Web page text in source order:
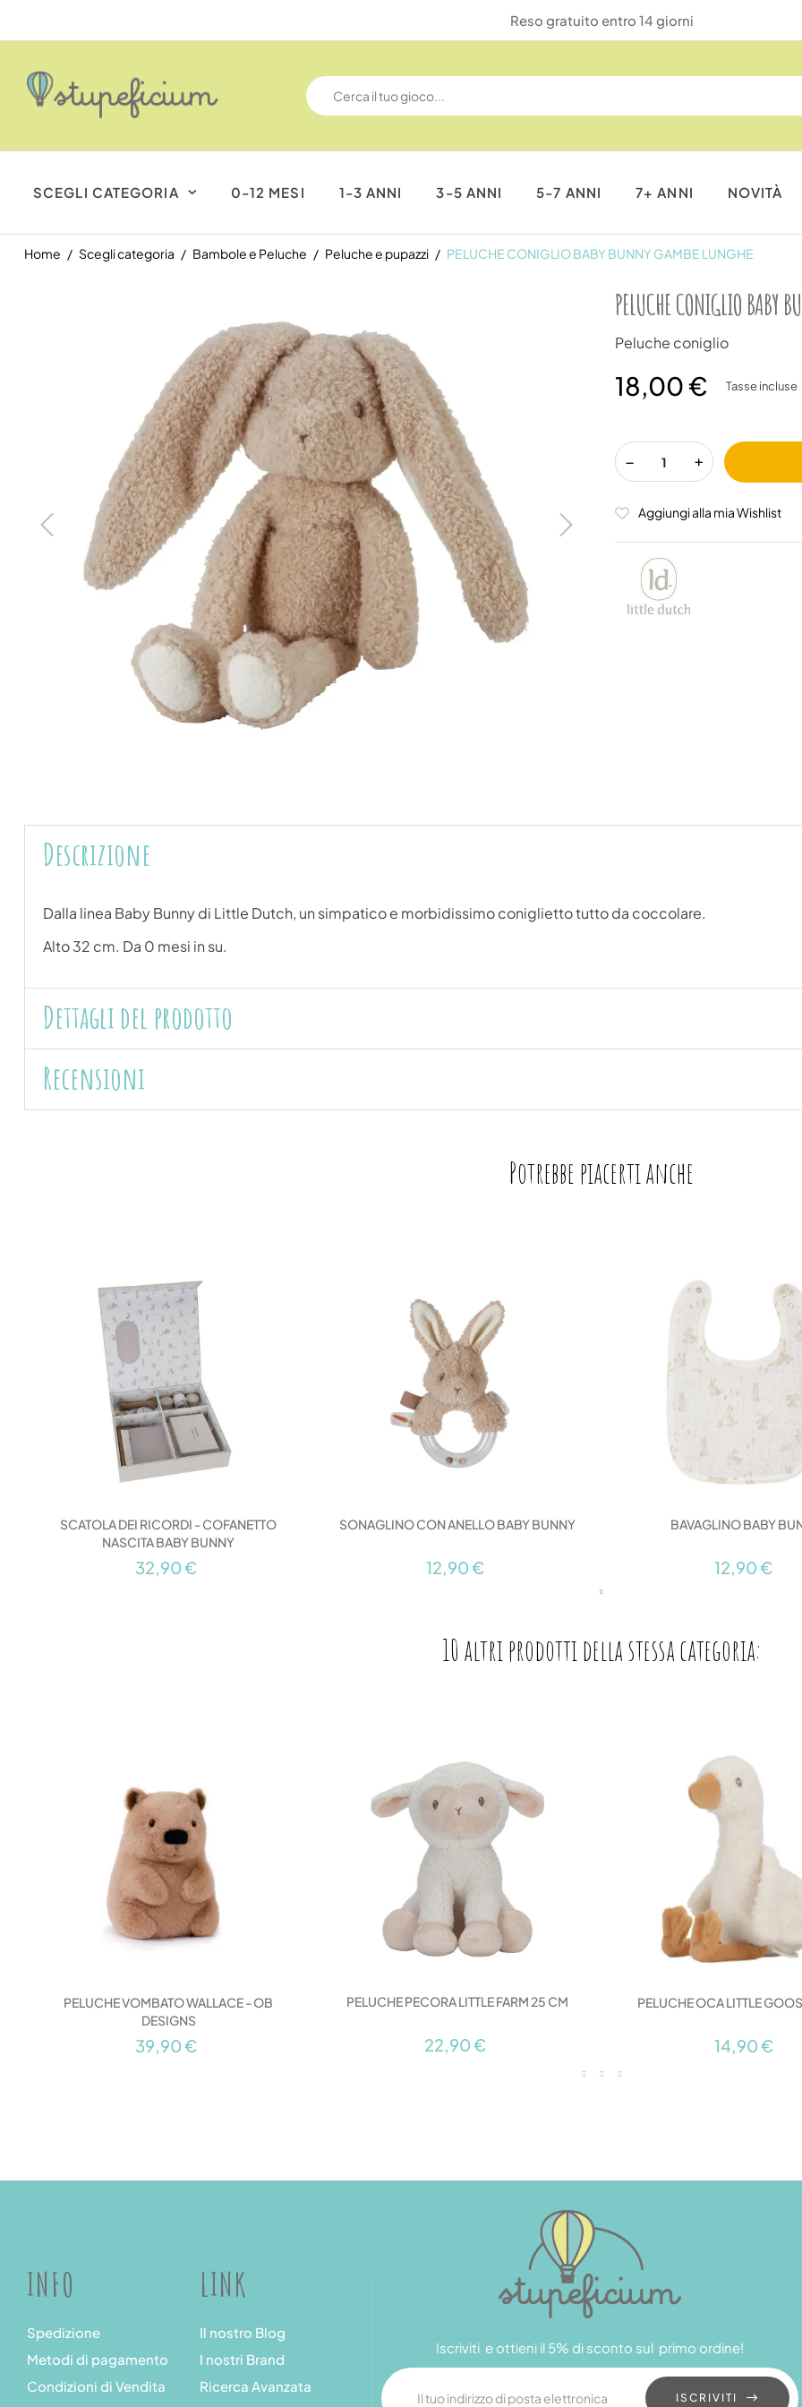
Reso gratuito entro 14 giorni
SCEGLI CATEGORIA 0-12 MESI 1-3 ANNI 3-5 ANNI 5-7 ANNI 7+ ANNI NOVITÀ
Home Scegli categoria Bambole e Peluche Peluche e pupazzi PELUCHE CONIGLIO BABY BUNNY GAMBE LUNGHE
PELUCHE CONIGLIO BABY
Peluche coniglio
18,00 € Tasse incluse
Aggiungi alla mia Wishlist
Descrizione
Dalla linea Baby Bunny di Little Dutch, un simpatico e morbidissimo coniglietto tutto da coccolare.
Alto 32 cm. Da 0 mesi in su.
Dettagli del prodotto
Recensioni
Potrebbe piacerti anche
SCATOLA DEI RICORDI - COFANETTO
NASCITA BABY BUNNY
32,90 €
SONAGLINO CON ANELLO BABY BUNNY
12,90 €
BAVAGLINO BABY
12,90 €
10 altri prodotti della stessa categoria:
PELUCHE VOMBATO WALLACE - OB
DESIGNS
39,90 €
PELUCHE PECORA LITTLE FARM 25 CM
22,90 €
PELUCHE OCA LITTLE
14,90 €
INFO
Spedizione
Metodi di pagamento
Condizioni di Vendita
LINK
Il nostro Blog
I nostri Brand
Ricerca Avanzata
Iscriviti e ottieni il 5% di sconto sul primo ordine!
ISCRIVITI